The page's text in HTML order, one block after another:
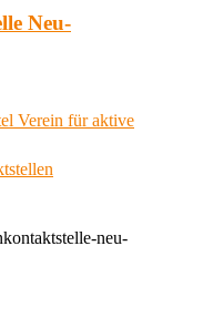
Neu-
Verein für aktive
neu-